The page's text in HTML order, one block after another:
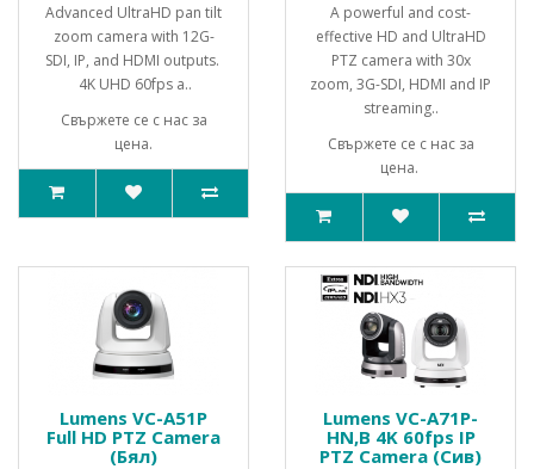
Advanced UltraHD pan tilt
zoom camera with 12G-
SDI, IP, and HDMI outputs.
4K UHD 60fps a..
Свържете се с нас за
цена.
A powerful and cost-
effective HD and UltraHD
PTZ camera with 30x
zoom, 3G-SDI, HDMI and IP
streaming..
Свържете се с нас за
цена.
Lumens VC-A51P
Full HD PTZ Camera
(Бял)
Lumens VC-A71P-
HN,B 4K 60fps IP
PTZ Camera (Сив)